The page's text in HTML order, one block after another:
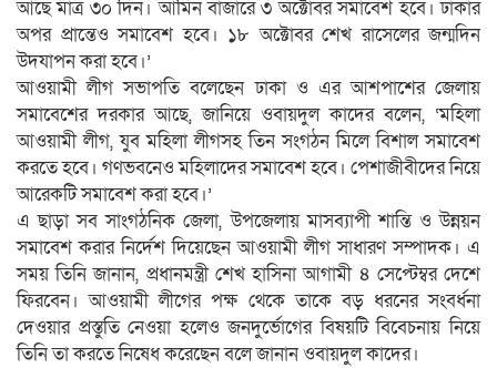
আছে মাত্র ৩০ দিন। আমিন বাজারে ৩ অক্টোবর সমাবেশ হবে। ঢাকার
অপর প্রান্তেও সমাবেশ হবে। ১৮ অক্টোবর শেখ রাসেলের জন্মদিন
উদযাপন করা হবে।’
আওয়ামী লীগ সভাপতি বলেছেন ঢাকা ও এর আশপাশের জেলায়
সমাবেশের দরকার আছে, জানিয়ে ওবায়দুল কাদের বলেন, ‘মহিলা
আওয়ামী লীগ, যুব মহিলা লীগসহ তিন সংগঠন মিলে বিশাল সমাবেশ
করতে হবে। গণভবনেও মহিলাদের সমাবেশ হবে। পেশাজীবীদের নিয়ে
আরেকটি সমাবেশ করা হবে।’
এ ছাড়া সব সাংগঠনিক জেলা, উপজেলায় মাসব্যাপী শান্তি ও উন্নয়ন
সমাবেশ করার নির্দেশ দিয়েছেন আওয়ামী লীগ সাধারণ সম্পাদক। এ
সময় তিনি জানান, প্রধানমন্ত্রী শেখ হাসিনা আগামী ৪ সেপ্টেম্বর দেশে
ফিরবেন। আওয়ামী লীগের পক্ষ থেকে তাকে বড় ধরনের সংবর্ধনা
দেওয়ার প্রস্তুতি নেওয়া হলেও জনদুর্ভোগের বিষয়টি বিবেচনায় নিয়ে
তিনি তা করতে নিষেধ করেছেন বলে জানান ওবায়দুল কাদের।